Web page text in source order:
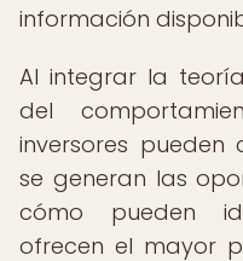
información
Al integrar la
del
inversores pueden
se generan las
cómo pueden
ofrecen el mayor